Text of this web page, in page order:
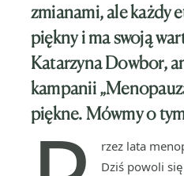
zmianami, ale każdy
piękny i ma swoją
Katarzyna Dowbor,
kampanii
piękne. Mówmy o
rzez lata
Dziś powoli